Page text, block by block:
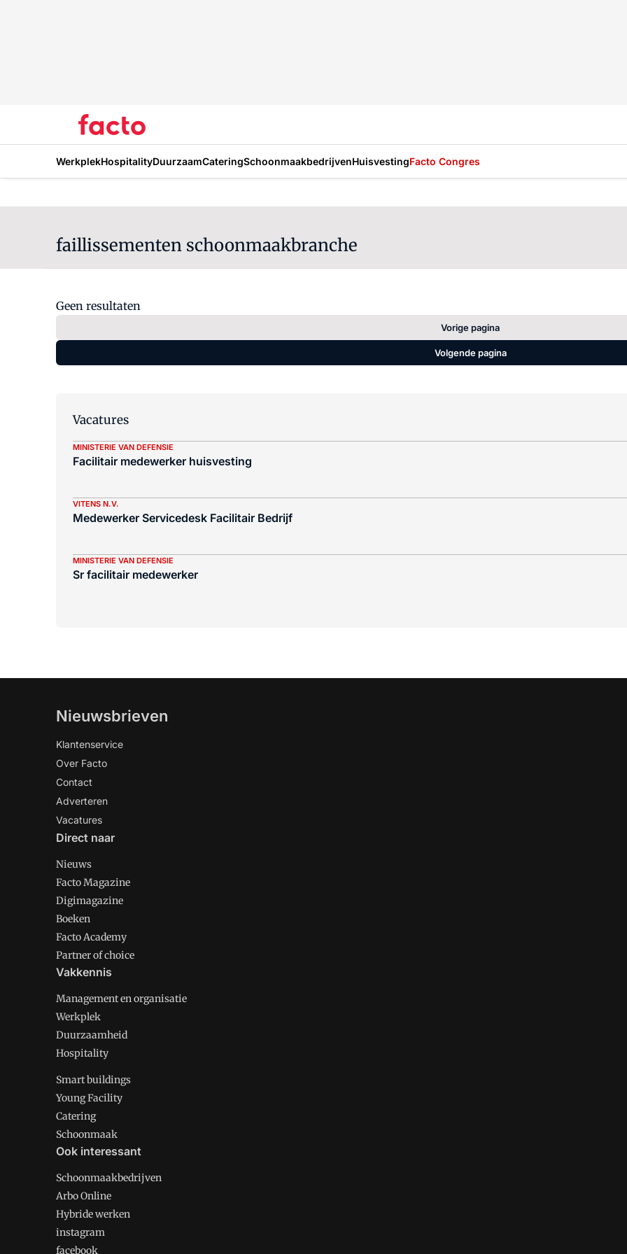
WerkplekHospitalityDuurzaamCateringSchoonmaakbedrijvenHuisvestingFacto Congres
faillissementen schoonmaakbranche
Geen resultaten
Vorige pagina
Volgende pagina
Vacatures
MINISTERIE VAN DEFENSIE
Facilitair medewerker huisvesting
VITENS N.V.
Medewerker Servicedesk Facilitair Bedrijf
MINISTERIE VAN DEFENSIE
Sr facilitair medewerker
Nieuwsbrieven
Klantenservice
Over Facto
Contact
Adverteren
Vacatures
Direct naar
Nieuws
Facto Magazine
Digimagazine
Boeken
Facto Academy
Partner of choice
Vakkennis
Management en organisatie
Werkplek
Duurzaamheid
Hospitality
Smart buildings
Young Facility
Catering
Schoonmaak
Ook interessant
Schoonmaakbedrijven
Arbo Online
Hybride werken
instagram
facebook